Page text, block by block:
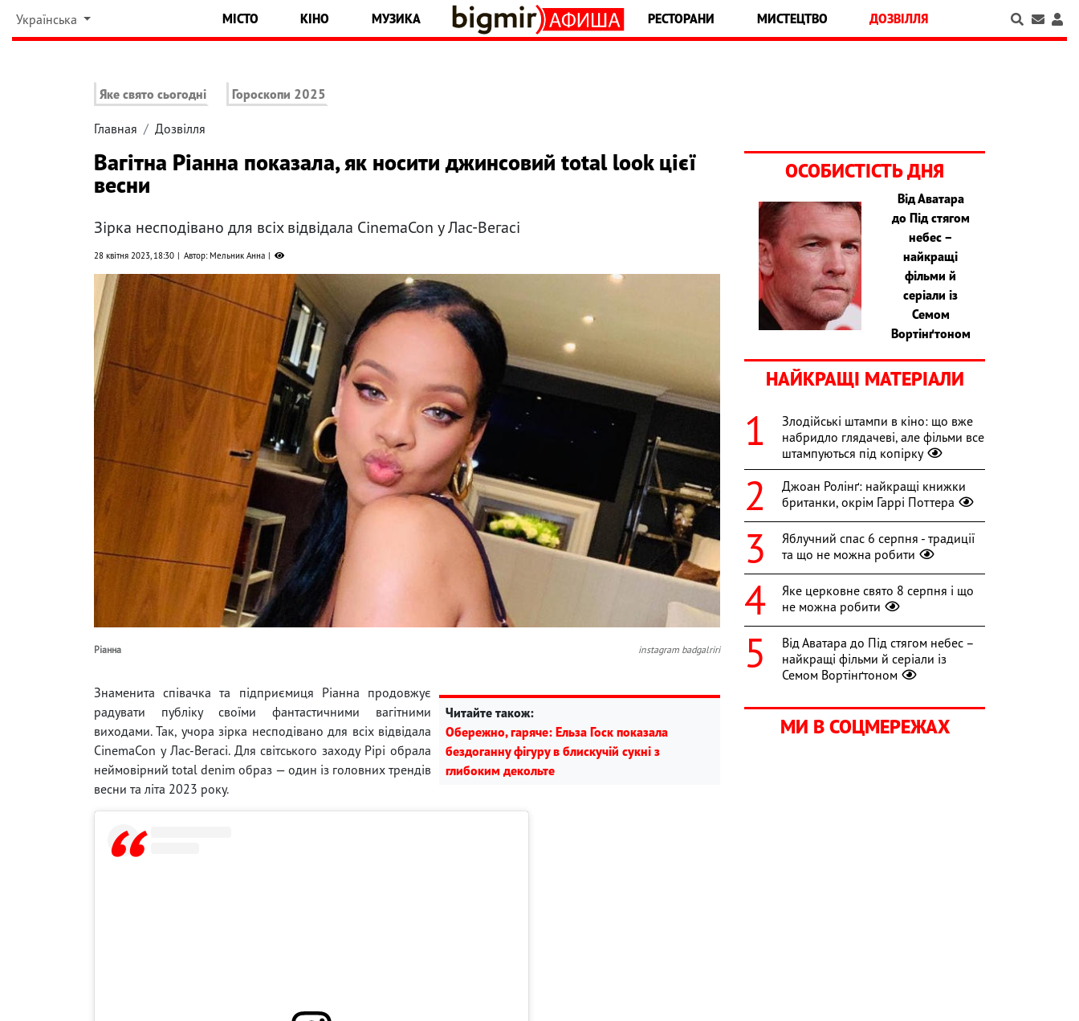
Українська МІСТО КІНО МУЗИКА РЕСТОРАНИ МИСТЕЦТВО ДОЗВІЛЛЯ
Яке свято сьогодні Гороскопи 2025
Главная Дозвілля
Вагітна Ріанна показала, як носити джинсовий total look цієї
весни
Зірка несподівано для всіх відвідала CinemaCon у Лас-Вегасі
28 квітня 2023, 18:30 Автор: Мельник Анна
Ріанна instagram badgalriri
Читайте також:
Обережно, гаряче: Ельза Госк показала
бездоганну фігуру в блискучій сукні з
глибоким декольте
Знаменита співачка та підприємиця Ріанна продовжує
радувати публіку своїми фантастичними вагітними
виходами. Так, учора зірка несподівано для всіх відвідала
CinemaCon у Лас-Вегасі. Для світського заходу Рірі обрала
неймовірний total denim образ — один із головних трендів
весни та літа 2023 року.
ОСОБИСТІСТЬ ДНЯ
Від Аватара
до Під стягом
небес –
найкращі
фільми й
серіали із
Семом
Вортінґтоном
НАЙКРАЩІ МАТЕРІАЛИ
Злодійські штампи в кіно: що вже
набридло глядачеві, але фільми все
штампуються під копірку
Джоан Ролінґ: найкращі книжки
британки, окрім Гаррі Поттера
Яблучний спас 6 серпня - традиції
та що не можна робити
Яке церковне свято 8 серпня і що
не можна робити
Від Аватара до Під стягом небес –
найкращі фільми й серіали із
Семом Вортінґтоном
МИ В СОЦМЕРЕЖАХ